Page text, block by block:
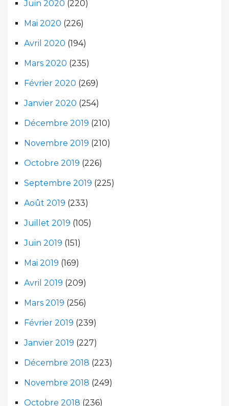
Juin 2020 (220)
Mai 2020 (226)
Avril 2020 (194)
Mars 2020 (235)
Février 2020 (269)
Janvier 2020 (254)
Décembre 2019 (210)
Novembre 2019 (210)
Octobre 2019 (226)
Septembre 2019 (225)
Août 2019 (233)
Juillet 2019 (105)
Juin 2019 (151)
Mai 2019 (169)
Avril 2019 (209)
Mars 2019 (256)
Février 2019 (239)
Janvier 2019 (227)
Décembre 2018 (223)
Novembre 2018 (249)
Octobre 2018 (236)